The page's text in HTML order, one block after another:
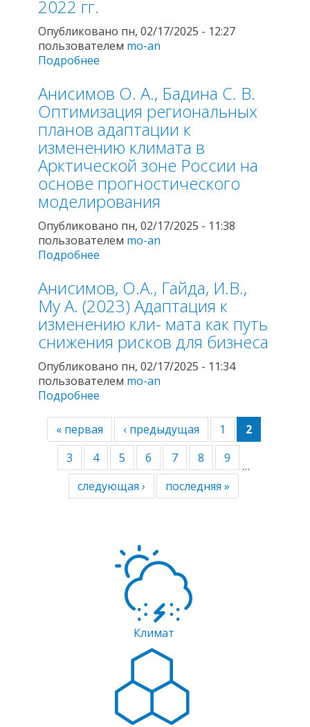
2022 гг.
Опубликовано пн, 02/17/2025 - 12:27
пользователем mo-an
Подробнее
многолетнемерзлых грунтов в
период интенсивного освоения
Арктики в 1950—2022 гг.
Анисимов О. А., Бадина С. В.
Оптимизация региональных
планов адаптации к
изменению климата в
Арктической зоне России на
основе прогностического
моделирования
Опубликовано пн, 02/17/2025 - 11:38
пользователем mo-an
Подробнее
адаптации к изменению климата в
Арктической зоне России на основе
прогностического моделирования
Анисимов, О.А., Гайда, И.В.,
Му А. (2023) Адаптация к
изменению кли- мата как путь
снижения рисков для бизнеса
Опубликовано пн, 02/17/2025 - 11:34
пользователем mo-an
Подробнее
мата как путь снижения рисков для
бизнеса
« первая ‹ предыдущая 1
2
3
4 5 6 7 8 9
…
следующая ›
последняя »
Климат